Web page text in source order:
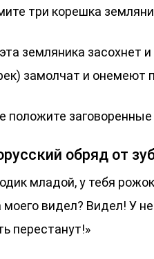
три корешка
земляника засохнет
замолчат и онемеют
положите
обряд от
младой, у тебя
видел? Видел! У
перестанут!»